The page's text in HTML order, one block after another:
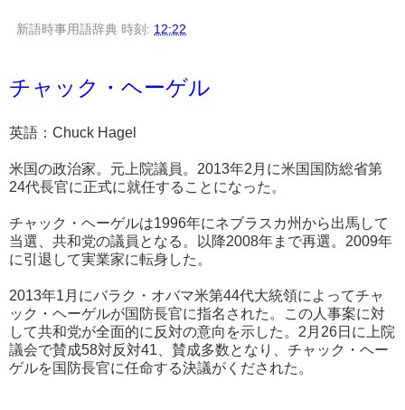
新語時事用語辞典 時刻: 12:22
チャック・ヘーゲル
英語：Chuck Hagel
米国の政治家。元上院議員。2013年2月に米国国防総省第
24代長官に正式に就任することになった。
チャック・ヘーゲルは1996年にネブラスカ州から出馬して
当選、共和党の議員となる。以降2008年まで再選。2009年
に引退して実業家に転身した。
2013年1月にバラク・オバマ米第44代大統領によってチャ
ック・ヘーゲルが国防長官に指名された。この人事案に対
して共和党が全面的に反対の意向を示した。2月26日に上院
議会で賛成58対反対41、賛成多数となり、チャック・ヘー
ゲルを国防長官に任命する決議がくだされた。